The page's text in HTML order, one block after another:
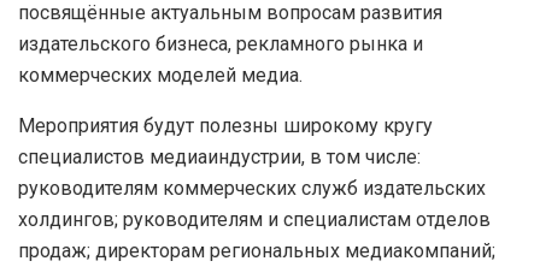
посвящённые актуальным вопросам развития
издательского бизнеса, рекламного рынка и
коммерческих моделей медиа.
Мероприятия будут полезны широкому кругу
специалистов медиаиндустрии, в том числе:
руководителям коммерческих служб издательских
холдингов; руководителям и специалистам отделов
продаж; директорам региональных медиакомпаний;